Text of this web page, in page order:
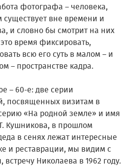
фотографа – человека,
существует вне времени и
и словно бы смотрит на них
время фиксировать,
всю его суть в малом – и
– пространстве кадра.
– 60-е: две серии
посвященных визитам в
«На родной земле» и имя
Кушникова, в прошлом
в сенях лежат интересные
и реставрации, мы видим с
Николаева в 1962 году.